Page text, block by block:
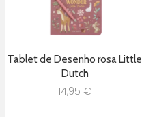
Tablet de Desenho rosa Little
Dutch
14,95 €